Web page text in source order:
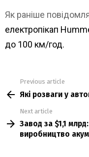
Як раніше
електропікап
до 100 км/год.
more
Previous article
Які розваги у
Next article
Завод за $1,1
виробництво